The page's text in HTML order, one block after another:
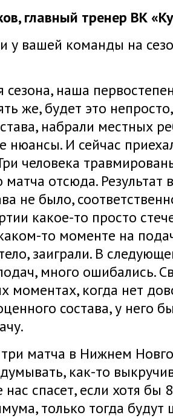
главный тренер ВК
у вашей команды на
сезона, наша
же, будет это
набрали местных
нюансы. И сейчас
человека
матча отсюда. Результат
не было,
какое-то просто
то моменте на
заиграли. В
много ошибались.
моментах, когда нет
состава, у него
матча в Нижнем
как-то
спасет, если хотя бы
только тогда